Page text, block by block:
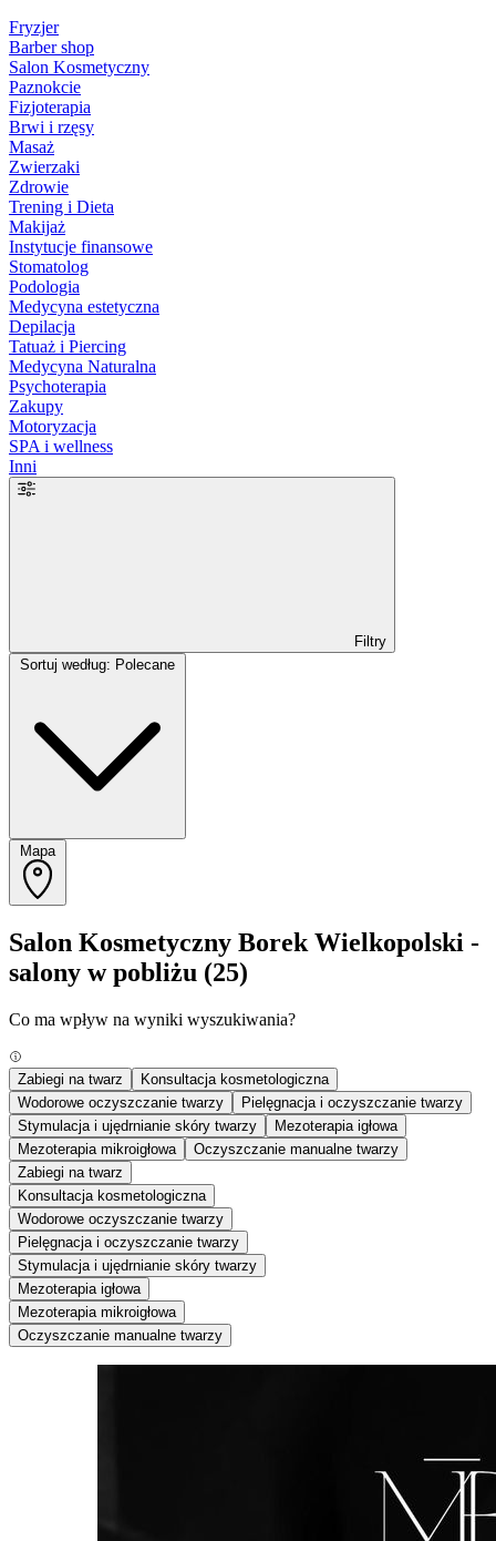
Fryzjer
Barber shop
Salon Kosmetyczny
Paznokcie
Fizjoterapia
Brwi i rzęsy
Masaż
Zwierzaki
Zdrowie
Trening i Dieta
Makijaż
Instytucje finansowe
Stomatolog
Podologia
Medycyna estetyczna
Depilacja
Tatuaż i Piercing
Medycyna Naturalna
Psychoterapia
Zakupy
Motoryzacja
SPA i wellness
Inni
Filtry
Mapa
Salon Kosmetyczny Borek Wielkopolski -
salony w pobliżu (25)
Co ma wpływ na wyniki wyszukiwania?
Zabiegi na twarz
Konsultacja kosmetologiczna
Wodorowe oczyszczanie twarzy
Pielęgnacja i oczyszczanie twarzy
Stymulacja i ujędrnianie skóry twarzy
Mezoterapia igłowa
Mezoterapia mikroigłowa
Oczyszczanie manualne twarzy
Zabiegi na twarz
Konsultacja kosmetologiczna
Wodorowe oczyszczanie twarzy
Pielęgnacja i oczyszczanie twarzy
Stymulacja i ujędrnianie skóry twarzy
Mezoterapia igłowa
Mezoterapia mikroigłowa
Oczyszczanie manualne twarzy